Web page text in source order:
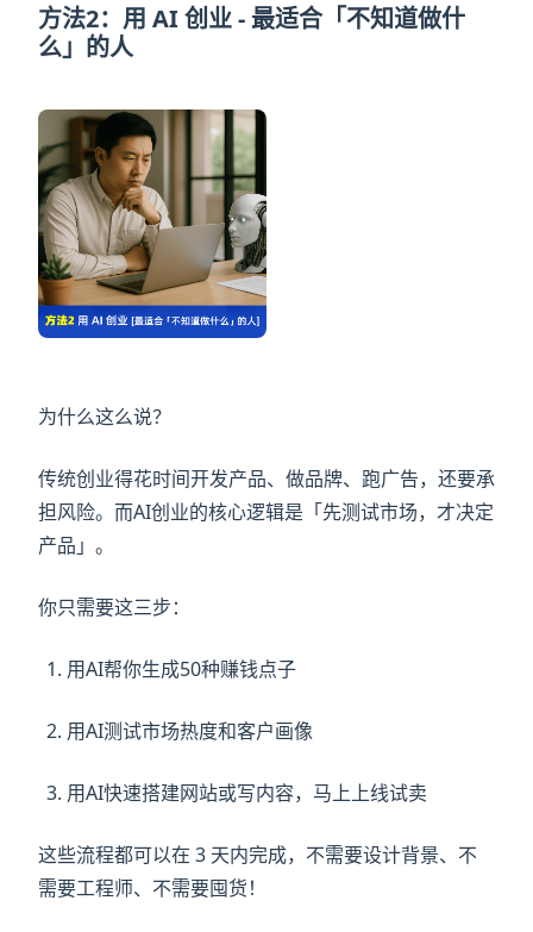
方法2：用 AI 创业 - 最适合「不知道做什
么」的人
为什么这么说？
传统创业得花时间开发产品、做品牌、跑广告，还要承
担风险。而AI创业的核心逻辑是「先测试市场，才决定
产品」。
你只需要这三步：
用AI帮你生成50种赚钱点子
用AI测试市场热度和客户画像
用AI快速搭建网站或写内容，马上上线试卖
这些流程都可以在 3 天内完成，不需要设计背景、不
需要工程师、不需要囤货！